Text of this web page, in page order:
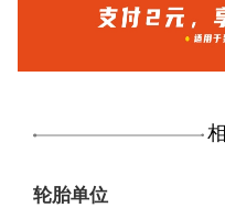
轮胎单位